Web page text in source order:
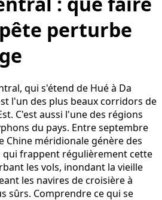
perturbe
qui s'étend de Hué à Da
l'un des plus beaux corridors de
C'est aussi l'une des régions
du pays. Entre septembre
Chine méridionale génère des
qui frappent régulièrement cette
les vols, inondant la vieille
les navires de croisière à
sûrs. Comprendre ce qui se